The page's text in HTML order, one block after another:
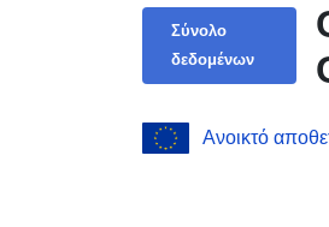
Σύνολο
δεδομένων
Ανοικτό